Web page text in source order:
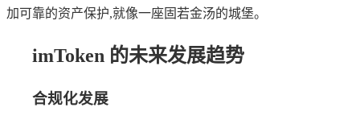
加可靠的资产保护,就像一座固若金汤的城堡。
imToken 的未来发展趋势
合规化发展